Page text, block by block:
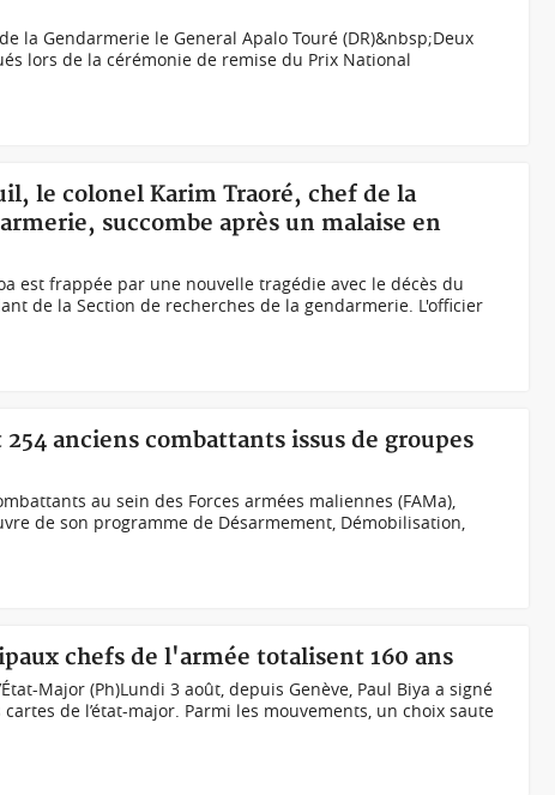
la Gendarmerie le General Apalo Touré (DR)&nbsp;Deux
lors de la cérémonie de remise du Prix National
le colonel Karim Traoré, chef de la
succombe après un malaise en
est frappée par une nouvelle tragédie avec le décès du
de la Section de recherches de la gendarmerie. L'officier
anciens combattants issus de groupes
au sein des Forces armées maliennes (FAMa),
de son programme de Désarmement, Démobilisation,
chefs de l'armée totalisent 160 ans
Major (Ph)Lundi 3 août, depuis Genève, Paul Biya a signé
de l’état-major. Parmi les mouvements, un choix saute